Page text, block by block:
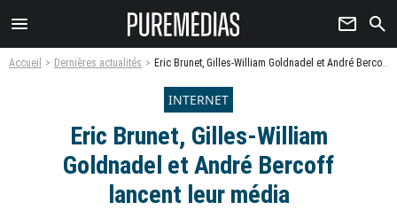
menu newsletter search
Accueil Dernières actualités Eric Brunet, Gilles-William Goldnadel et André Bercoff lancent leur média
INTERNET
Eric Brunet, Gilles-William
Goldnadel et André Bercoff
lancent leur média